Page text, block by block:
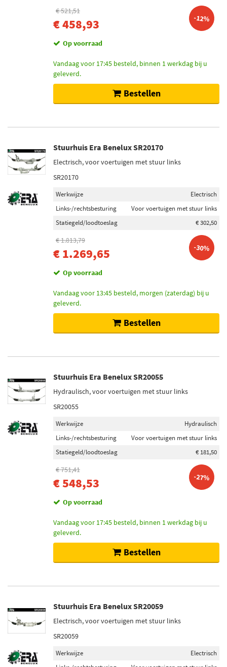
€ 521,51
€ 458,93 -12%
Op voorraad
Vandaag voor 17:45 besteld, binnen 1 werkdag bij u
geleverd.
Bestellen
Stuurhuis Era Benelux SR20170
Electrisch, voor voertuigen met stuur links
SR20170
Werkwijze
Electrisch
Links-/rechtsbesturing
Voor voertuigen met stuur links
Statiegeld/loodtoeslag
€ 302,50
€ 1.813,79
€ 1.269,65 -30%
Op voorraad
Vandaag voor 13:45 besteld, morgen (zaterdag) bij u
geleverd.
Bestellen
Stuurhuis Era Benelux SR20055
Hydraulisch, voor voertuigen met stuur links
SR20055
Werkwijze
Hydraulisch
Links-/rechtsbesturing
Voor voertuigen met stuur links
Statiegeld/loodtoeslag
€ 181,50
€ 751,41
€ 548,53 -27%
Op voorraad
Vandaag voor 17:45 besteld, binnen 1 werkdag bij u
geleverd.
Bestellen
Stuurhuis Era Benelux SR20059
Electrisch, voor voertuigen met stuur links
SR20059
Werkwijze
Electrisch